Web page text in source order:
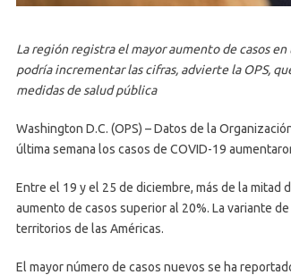
La región registra el mayor aumento de casos
podría incrementar las cifras, advierte la OPS,
medidas de salud pública
Washington D.C. (OPS) – Datos de la
última semana los casos de COVID-19
Entre el 19 y el 25 de diciembre, más de la
aumento de casos superior al 20%. La variante
territorios de las Américas.
El mayor número de casos nuevos se ha